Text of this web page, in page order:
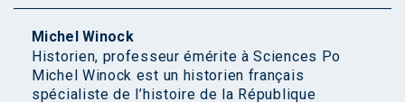
Michel Winock
Historien, professeur émérite à Sciences Po
Michel Winock est un historien français
spécialiste de l’histoire de la République